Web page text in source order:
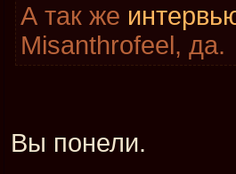
А так же
Misanthrofeel, да.
Вы понели.